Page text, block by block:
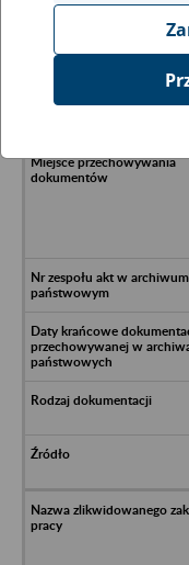
Ukryj